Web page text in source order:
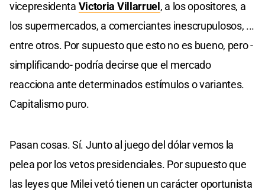
vicepresidenta Victoria Villarruel, a los opositores, a
los supermercados, a comerciantes inescrupulosos, ...
entre otros. Por supuesto que esto no es bueno, pero -
simplificando- podría decirse que el mercado
reacciona ante determinados estímulos o variantes.
Capitalismo puro.
Pasan cosas. Sí. Junto al juego del dólar vemos la
pelea por los vetos presidenciales. Por supuesto que
las leyes que Milei vetó tienen un carácter oportunista